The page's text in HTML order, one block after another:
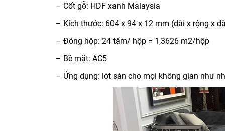
– Cốt gỗ: HDF xanh Malaysia
– Kích thước: 604 x 94 x 12 mm (dài x rộng x
– Đóng hộp: 24 tấm/ hộp = 1,3626 m2/hộp
– Bề mặt: AC5
– Ứng dụng: lót sàn cho mọi không gian như